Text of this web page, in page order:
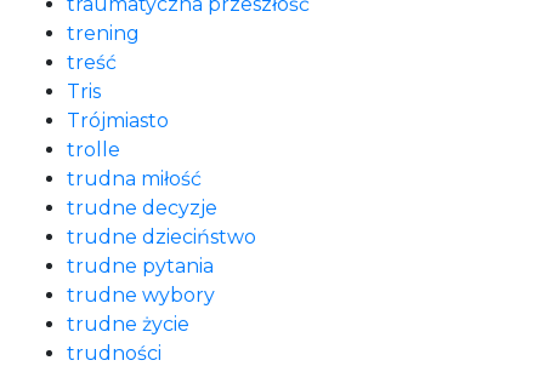
trening
treść
Tris
Trójmiasto
trolle
trudna miłość
trudne decyzje
trudne dzieciństwo
trudne pytania
trudne wybory
trudne życie
trudności